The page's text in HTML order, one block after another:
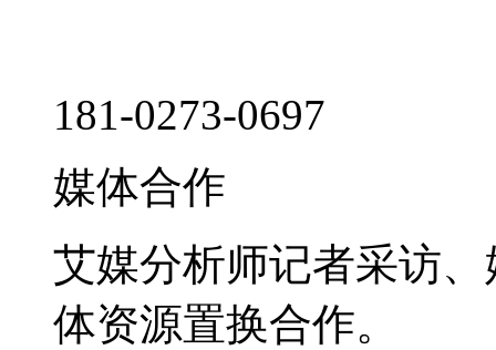
181-0273-0697
媒体合作
艾媒分析师记者采访
体资源置换合作。